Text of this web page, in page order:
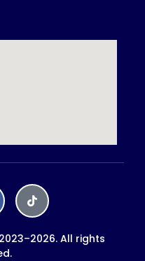
All rights